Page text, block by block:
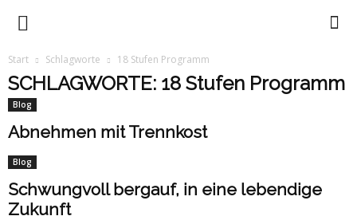
Trennkost
mit
Ursula
Start Schlagworte 18 Stufen Programm
SCHLAGWORTE: 18 Stufen Programm
Blog
Abnehmen mit Trennkost
Blog
Schwungvoll bergauf, in eine lebendige
Zukunft